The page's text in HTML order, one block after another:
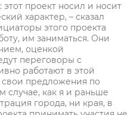
этот проект носил и носит
характер, – сказал
этого проекта
им заниматься. Они
оценкой
переговоры с
работают в этой
свои предложения по
как я и раньше
города, ни края, в